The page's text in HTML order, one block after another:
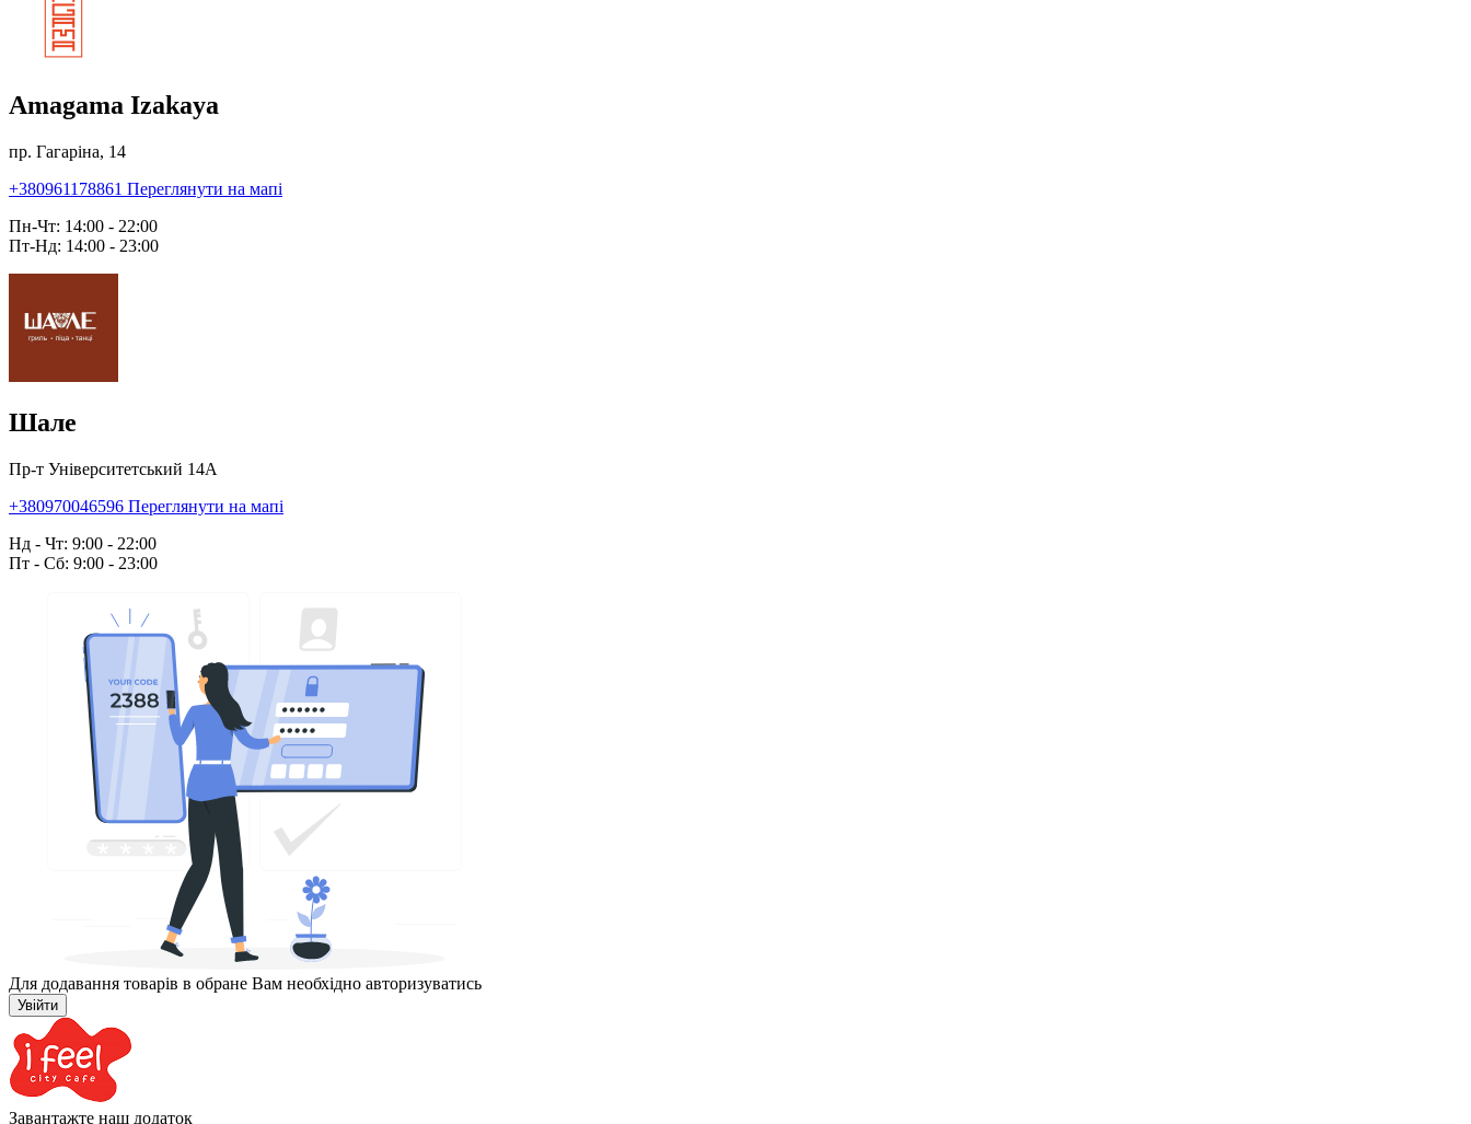
Amagama Izakaya
пр. Гагаріна, 14
+380961178861 Переглянути на мапі
Пн-Чт: 14:00 - 22:00
Пт-Нд: 14:00 - 23:00
Шале
Пр-т Університетський 14А
+380970046596 Переглянути на мапі
Нд - Чт: 9:00 - 22:00
Пт - Сб: 9:00 - 23:00
Для додавання товарів в обране Вам необхідно авторизуватись
Увійти
Завантажте наш додаток